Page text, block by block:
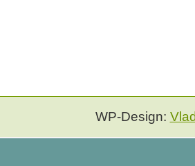
WP-Design: